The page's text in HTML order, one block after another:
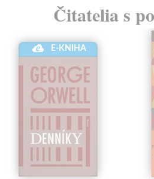
Čitatelia s
E-KNIHA